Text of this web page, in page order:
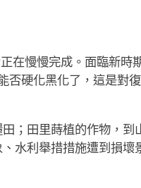
慢慢完成。面臨新時
硬化黑化了，這是對
田里蒔植的作物，到
水利舉措措施遭到損